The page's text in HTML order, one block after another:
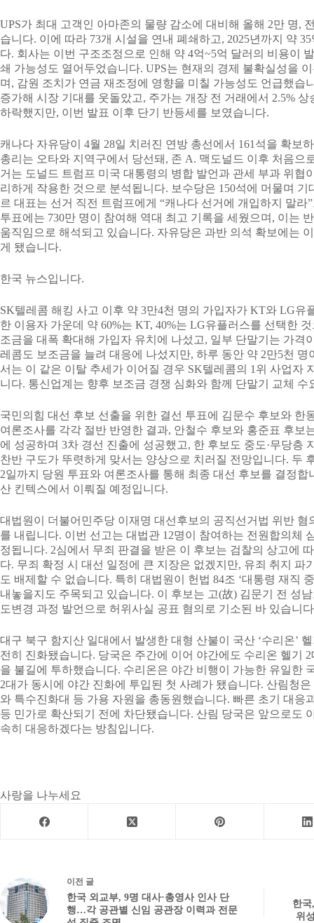
UPS가 최대 고객인 아마존의 물량 감소에 대비해 올해 2만 명,
습니다. 이에 따라 73개 시설을 연내 폐쇄하고, 2025년까지 약
다. 회사는 이번 구조조정으로 인해 약 4억~5억 달러의 비용이
쇄 가능성도 열어두었습니다. UPS는 현재의 경제 불확실성을
며, 감원 조치가 연금 재조정에 영향을 미칠 가능성도 언급했습
증가해 시장 기대를 웃돌았고, 주가는 개장 전 거래에서 2.5%
하락했지만, 이번 발표 이후 단기 반등세를 보였습니다.
캐나다 자유당이 4월 28일 치러진 연방 총선에서 161석을 확보
총리는 오타와 지역구에서 당선돼, 존 A. 맥도널드 이후 처음으
거는 도널드 트럼프 미국 대통령의 병합 발언과 관세 부과 위협
리하게 작용한 것으로 분석됩니다. 보수당은 150석에 머물며
르 대표는 선거 직전 트럼프에게 “캐나다 선거에 개입하지 말라
투표에는 730만 명이 참여해 역대 최고 기록을 세웠으며, 이는
움직임으로 해석되고 있습니다. 자유당은 과반 의석 확보에는
게 됐습니다.
한국 뉴스입니다.
SK텔레콤 해킹 사고 이후 약 3만4천 명의 가입자가 KT와 LG유
한 이용자 가운데 약 60%는 KT, 40%는 LG유플러스를 선택한
조금을 대폭 확대해 가입자 유치에 나섰고, 일부 단말기는 가격
레콤도 보조금을 늘려 대응에 나섰지만, 하루 동안 약 2만5천
서는 이 같은 이탈 추세가 이어질 경우 SK텔레콤의 1위 사업자
니다. 통신업계는 향후 보조금 경쟁 심화와 함께 단말기 교체 수
국민의힘 대선 후보 선출을 위한 결선 투표에 김문수 후보와 한
여론조사를 각각 절반 반영한 결과, 안철수 후보와 홍준표 후보
에 성공하며 3차 경선 진출에 성공했고, 한 후보도 중도·무당층
찬반 구도가 뚜렷하게 맞서는 양상으로 치러질 전망입니다. 두
2일까지 당원 투표와 여론조사를 통해 최종 대선 후보를 결정합
산 킨텍스에서 이뤄질 예정입니다.
대법원이 더불어민주당 이재명 대선후보의 공직선거법 위반 혐
를 내립니다. 이번 선고는 대법관 12명이 참여하는 전원합의체
정됩니다. 2심에서 무죄 판결을 받은 이 후보는 검찰의 상고에
다. 무죄 확정 시 대선 일정에 큰 지장은 없겠지만, 유죄 취지 파
도 배제할 수 없습니다. 특히 대법원이 헌법 84조 ‘대통령 재직
내놓을지도 주목되고 있습니다. 이 후보는 고(故) 김문기 전 성
도변경 과정 발언으로 허위사실 공표 혐의로 기소된 바 있습니
대구 북구 함지산 일대에서 발생한 대형 산불이 국산 ‘수리온’
전히 진화됐습니다. 당국은 주간에 이어 야간에도 수리온 헬기
을 불길에 투하했습니다. 수리온은 야간 비행이 가능한 유일한
2대가 동시에 야간 진화에 투입된 첫 사례가 됐습니다. 산림청
와 특수진화대 등 가용 자원을 총동원했습니다. 빠른 초기 대응
등 민가로 확산되기 전에 차단됐습니다. 산림 당국은 앞으로도
속히 대응하겠다는 방침입니다.
사랑을 나누세요
이전 글
한국 외교부, 9명 대사·총영사 인사 단
행…각 공관별 신임 공관장 이력과 전문
한
위